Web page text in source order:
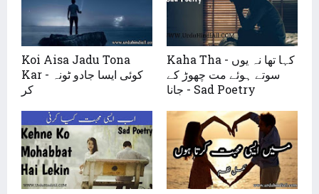
Koi Aisa Jadu Tona
Kar - کوئی ایسا جادو ٹونہ
کر
Kaha Tha - کہا تھا نہ یوں
سوتے ہوئے مت چھوڑ کے
جانا - Sad Poetry